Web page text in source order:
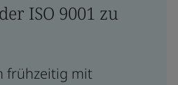
ISO 9001 zu
frühzeitig mit